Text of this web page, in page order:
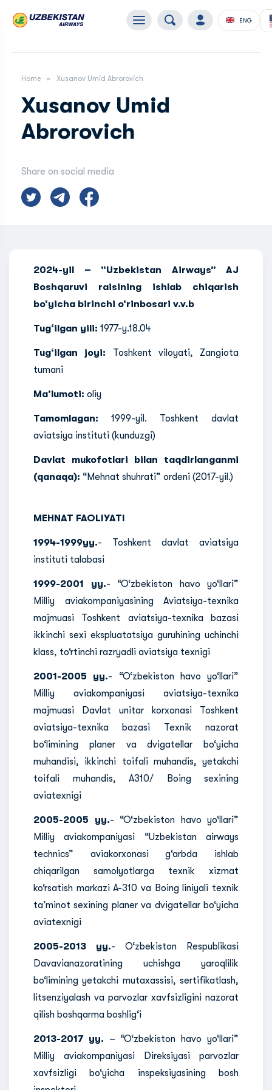
ENG
Home Xusanov Umid Abrorovich
Xusanov Umid
Abrorovich
Share on social media
2024-yil – “Uzbekistan Airways” AJ
Boshqaruvi raisining ishlab chiqarish
bo‘yicha birinchi o‘rinbosari v.v.b
Tug‘ilgan yili: 1977-y.18.04
Tug‘ilgan joyi: Toshkent viloyati, Zangiota
tumani
Ma’lumoti: oliy
Tamomlagan: 1999-yil. Toshkent davlat
aviatsiya instituti (kunduzgi)
Davlat mukofotlari bilan taqdirlanganmi
(qanaqa): “Mehnat shuhrati” ordeni (2017-yil.)
MEHNAT FAOLIYATI
1994-1999yy.- Toshkent davlat aviatsiya
instituti talabasi
1999-2001 yy.- “O‘zbekiston havo yo‘llari”
Milliy aviakompaniyasining Aviatsiya-texnika
majmuasi Toshkent aviatsiya-texnika bazasi
ikkinchi sexi ekspluatatsiya guruhining uchinchi
klass, to‘rtinchi razryadli aviatsiya texnigi
2001-2005 yy.- “O‘zbekiston havo yo‘llari”
Milliy aviakompaniyasi aviatsiya-texnika
majmuasi Davlat unitar korxonasi Toshkent
aviatsiya-texnika bazasi Texnik nazorat
bo‘limining planer va dvigatellar bo‘yicha
muhandisi, ikkinchi toifali muhandis, yetakchi
toifali muhandis, A310/ Boing sexining
aviatexnigi
2005-2005 yy.- “O‘zbekiston havo yo‘llari”
Milliy aviakompaniyasi “Uzbekistan airways
technics” aviakorxonasi g‘arbda ishlab
chiqarilgan samolyotlarga texnik xizmat
ko‘rsatish markazi A-310 va Boing liniyali texnik
ta’minot sexining planer va dvigatellar bo‘yicha
aviatexnigi
2005-2013 yy.- O‘zbekiston Respublikasi
Davavianazoratining uchishga yaroqlilik
bo‘limining yetakchi mutaxassisi, sertifikatlash,
litsenziyalash va parvozlar xavfsizligini nazorat
qilish boshqarma boshlig‘i
2013-2017 yy. – “O‘zbekiston havo yo‘llari”
Milliy aviakompaniyasi Direksiyasi parvozlar
xavfsizligi bo‘yicha inspeksiyasining bosh